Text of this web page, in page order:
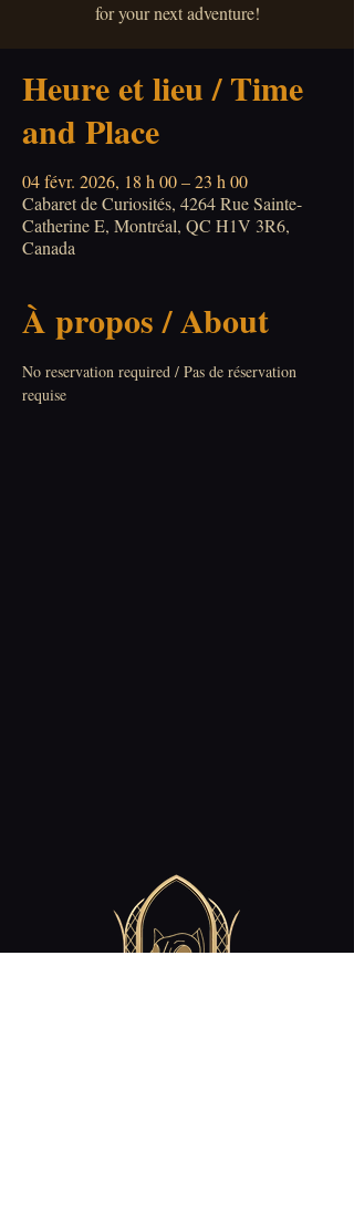
for your next adventure!
Heure et lieu / Time
and Place
04 févr. 2026, 18 h 00 – 23 h 00
Cabaret de Curiosités, 4264 Rue Sainte-
Catherine E, Montréal, QC H1V 3R6,
Canada
À propos / About
No reservation required / Pas de réservation
requise